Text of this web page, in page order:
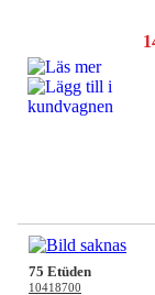
75 Etüden
10418700